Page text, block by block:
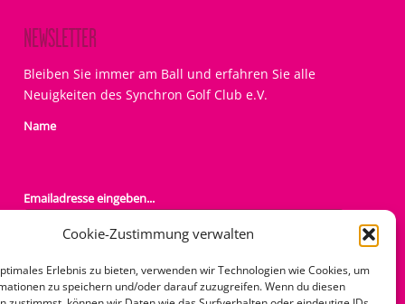
Cookie-Zustimmung verwalten
Erlebnis zu bieten, verwenden wir Technologien wie Cookies, um
zu speichern und/oder darauf zuzugreifen. Wenn du diesen
NEWSLETTER
Bleiben Sie immer am Ball und erfahren Sie alle
Neuigkeiten des Synchron Golf Club e.V.
Name
Emailadresse eingeben...
Mit dem Abonnement akzeptiere ich die
Datenschutzregelungen der SGC Seite